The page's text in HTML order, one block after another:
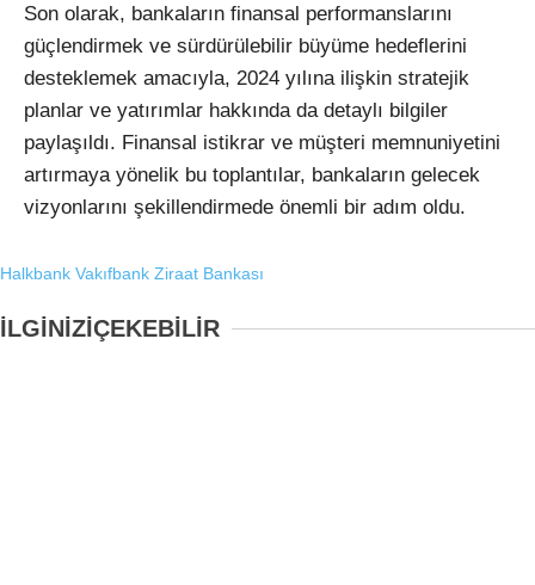
Son olarak, bankaların finansal performanslarını
güçlendirmek ve sürdürülebilir büyüme hedeflerini
desteklemek amacıyla, 2024 yılına ilişkin stratejik
planlar ve yatırımlar hakkında da detaylı bilgiler
paylaşıldı. Finansal istikrar ve müşteri memnuniyetini
artırmaya yönelik bu toplantılar, bankaların gelecek
vizyonlarını şekillendirmede önemli bir adım oldu.
Halkbank Vakıfbank Ziraat Bankası
İLGİNİZİÇEKEBİLİR